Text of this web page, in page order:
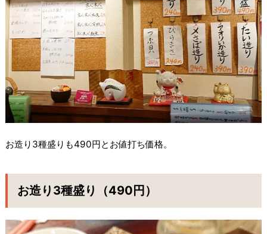
お造り3種盛りも490円とお値打ち価格。
お造り3種盛り（490円）